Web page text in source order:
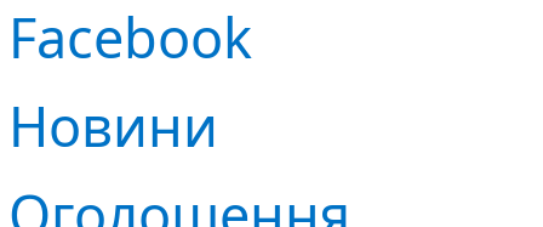
Facebook
Новини